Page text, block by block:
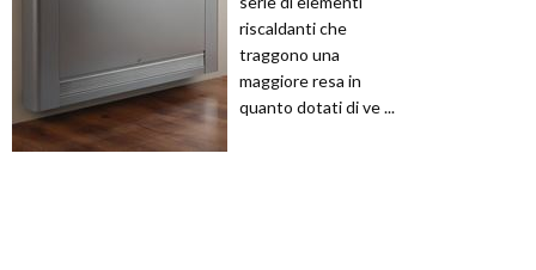
riscaldanti che
traggono una
maggiore resa in
quanto dotati di ve ...